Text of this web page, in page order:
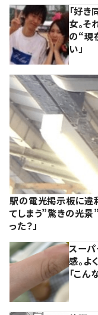
「好
女。
の“現
い」
駅の電光掲示板に違
てしまう”驚きの光景”
った？」
スー
感。よ
「こん